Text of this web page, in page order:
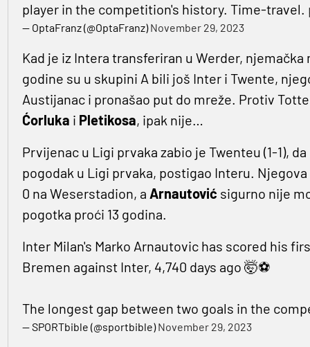
player in the competition's history. Time-travel.
— OptaFranz (@OptaFranz)November 29, 2023
Kad je iz Intera transferiran u Werder,
godine su u skupini A bili još Inter i Twente,
Austijanac i pronašao put do mreže. Protiv
Ćorluka i Pletikosa, ipak nije…
Prvijenac u Ligi prvaka zabio je Twenteu (1-1),
pogodak u Ligi prvaka, postigao Interu.
0 na Weserstadion, a Arnautović sigurno nije
pogotka proći 13 godina.
Inter Milan's Marko Arnautovic has scored his
Bremen against Inter, 4,740 days ago 🤯⚽️
The longest gap between two goals in the
— SPORTbible (@sportbible)November 29, 2023